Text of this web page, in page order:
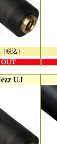
（税込）
UJ